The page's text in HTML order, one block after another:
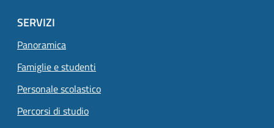
SERVIZI
Panoramica
Famiglie e studenti
Personale scolastico
Percorsi di studio